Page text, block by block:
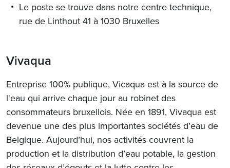
Le poste se trouve dans notre centre technique,
rue de Linthout 41 à 1030 Bruxelles
Vivaqua
Entreprise 100% publique, Vicaqua est à la source de
l'eau qui arrive chaque jour au robinet des
consommateurs bruxellois. Née en 1891, Vivaqua est
devenue une des plus importantes sociétés d’eau de
Belgique. Aujourd’hui, nos activités couvrent la
production et la distribution d’eau potable, la gestion